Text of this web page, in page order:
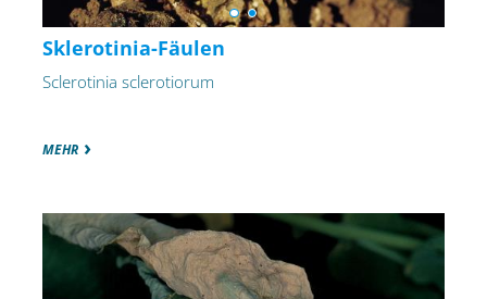
Sklerotinia-Fäulen
Sclerotinia sclerotiorum
MEHR